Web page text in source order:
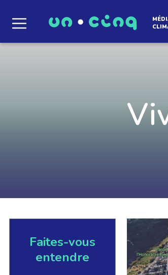
Le
qui créent le mouvement.
Faites-vous
entendre